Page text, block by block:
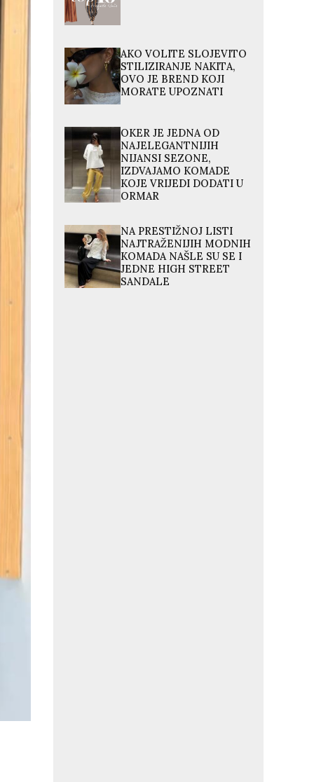
AKO VOLITE SLOJEVITO
STILIZIRANJE NAKITA,
OVO JE BREND KOJI
MORATE UPOZNATI
OKER JE JEDNA OD
NAJELEGANTNIJIH
NIJANSI SEZONE,
IZDVAJAMO KOMADE
KOJE VRIJEDI DODATI U
ORMAR
NA PRESTIŽNOJ LISTI
NAJTRAŽENIJIH MODNIH
KOMADA NAŠLE SU SE I
JEDNE HIGH STREET
SANDALE